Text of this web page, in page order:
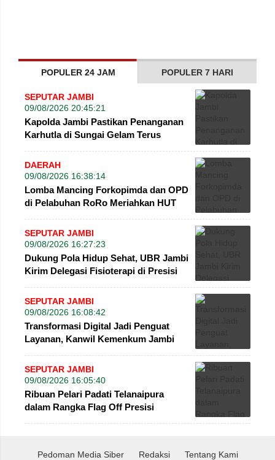
POPULER 24 JAM POPULER 7 HARI
SEPUTAR JAMBI
09/08/2026 20:45:21
Kapolda Jambi Pastikan Penanganan
Karhutla di Sungai Gelam Terus
DAERAH
09/08/2026 16:38:14
Lomba Mancing Forkopimda dan OPD
di Pelabuhan RoRo Meriahkan HUT
SEPUTAR JAMBI
09/08/2026 16:27:23
Dukung Pola Hidup Sehat, UBR Jambi
Kirim Delegasi Fisioterapi di Presisi
SEPUTAR JAMBI
09/08/2026 16:08:42
Transformasi Digital Jadi Penguat
Layanan, Kanwil Kemenkum Jambi
SEPUTAR JAMBI
09/08/2026 16:05:40
Ribuan Pelari Padati Telanaipura
dalam Rangka Flag Off Presisi
Pedoman Media Siber Redaksi Tentang Kami